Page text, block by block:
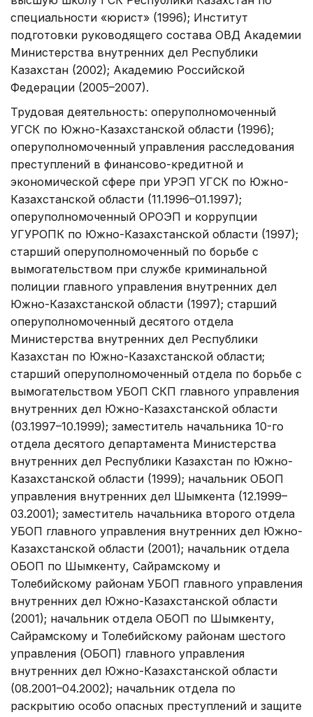
специальности «юрист» (1996); Институт
подготовки руководящего состава ОВД Академии
Министерства внутренних дел Республики
Казахстан (2002); Академию Российской
Федерации (2005–2007).
Трудовая деятельность: оперуполномоченный
УГСК по Южно-Казахстанской области (1996);
оперуполномоченный управления расследования
преступлений в финансово-кредитной и
экономической сфере при УРЭП УГСК по Южно-
Казахстанской области (11.1996–01.1997);
оперуполномоченный ОРОЭП и коррупции
УГУРОПК по Южно-Казахстанской области (1997);
старший оперуполномоченный по борьбе с
вымогательством при службе криминальной
полиции главного управления внутренних дел
Южно-Казахстанской области (1997); старший
оперуполномоченный десятого отдела
Министерства внутренних дел Республики
Казахстан по Южно-Казахстанской области;
старший оперуполномоченный отдела по борьбе с
вымогательством УБОП СКП главного управления
внутренних дел Южно-Казахстанской области
(03.1997–10.1999); заместитель начальника 10-го
отдела десятого департамента Министерства
внутренних дел Республики Казахстан по Южно-
Казахстанской области (1999); начальник ОБОП
управления внутренних дел Шымкента (12.1999–
03.2001); заместитель начальника второго отдела
УБОП главного управления внутренних дел Южно-
Казахстанской области (2001); начальник отдела
ОБОП по Шымкенту, Сайрамскому и
Толебийскому районам УБОП главного управления
внутренних дел Южно-Казахстанской области
(2001); начальник отдела ОБОП по Шымкенту,
Сайрамскому и Толебийскому районам шестого
управления (ОБОП) главного управления
внутренних дел Южно-Казахстанской области
(08.2001–04.2002); начальник отдела по
раскрытию особо опасных преступлений и защите